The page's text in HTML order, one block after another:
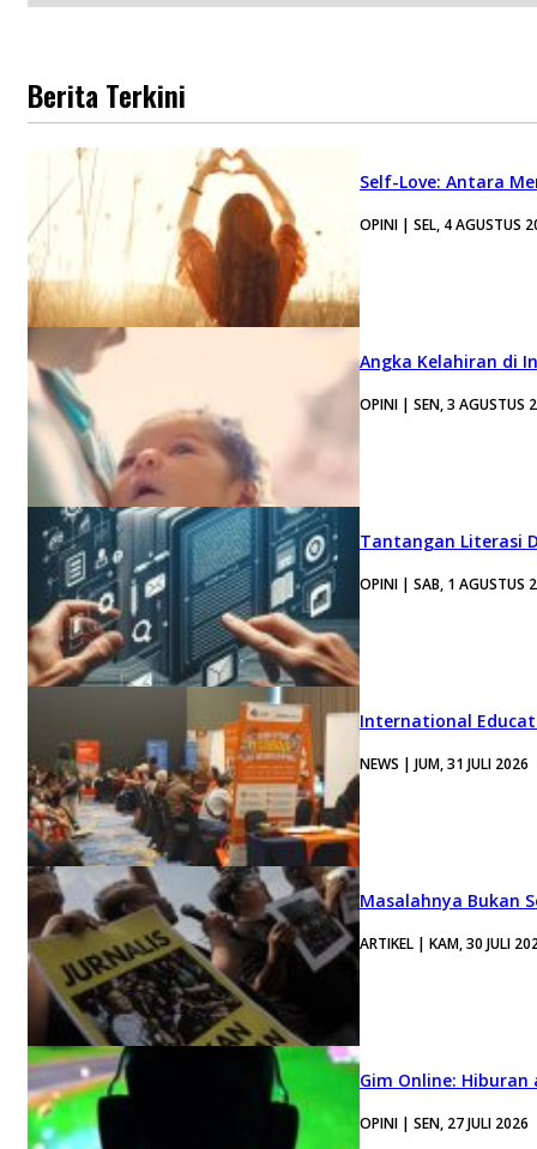
Berita Terkini
Self-Love: Antara
OPINI | SEL, 4 AGUSTUS
Angka Kelahiran di
OPINI | SEN, 3 AGUSTUS
Tantangan Literasi
OPINI | SAB, 1 AGUSTUS
International
NEWS | JUM, 31 JULI 2026
Masalahnya Bukan
ARTIKEL | KAM, 30 JULI
Gim Online:
OPINI | SEN, 27 JULI 2026